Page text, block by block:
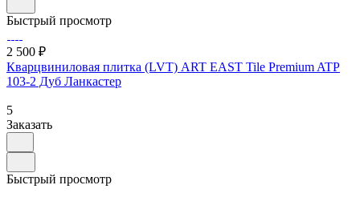
Быстрый просмотр
2 500 ₽
Кварцвиниловая плитка (LVT) ART EAST Tile Premium ATP
103-2 Дуб Ланкастер
5
Заказать
Быстрый просмотр